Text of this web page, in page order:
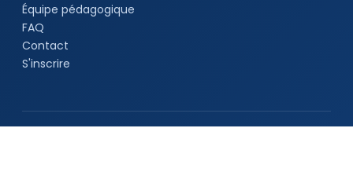
Équipe pédagogique
FAQ
Contact
S'inscrire